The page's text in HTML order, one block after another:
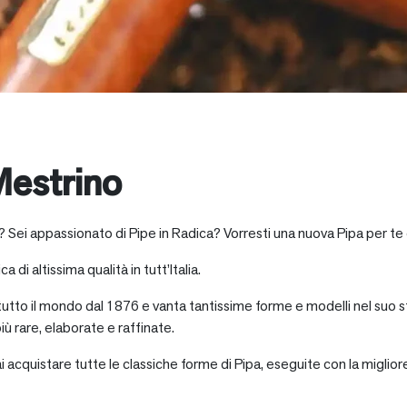
Sei appassionato di Pipe in Radica? Vorresti una nuova Pipa per
di altissima qualità in tutt’Italia.
il mondo dal 1876 e vanta tantissime forme e modelli nel suo
rare, elaborate e raffinate.
acquistare tutte le classiche forme di Pipa, eseguite con la